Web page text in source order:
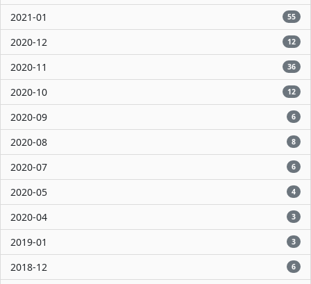
2021-01 55
2020-12 12
2020-11 36
2020-10 12
2020-09 6
2020-08 8
2020-07 6
2020-05 4
2020-04 3
2019-01 3
2018-12 6